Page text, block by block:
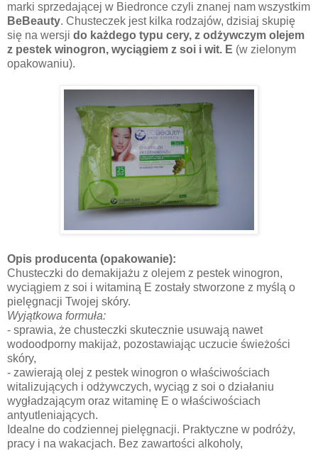
marki sprzedającej w Biedronce czyli znanej nam wszystkim
BeBeauty. Chusteczek jest kilka rodzajów, dzisiaj skupię
się na wersji do każdego typu cery, z odżywczym olejem
z pestek winogron, wyciągiem z soi i wit. E (w zielonym
opakowaniu).
Opis producenta (opakowanie):
Chusteczki do demakijażu z olejem z pestek winogron,
wyciągiem z soi i witaminą E zostały stworzone z myślą o
pielęgnacji Twojej skóry.
Wyjątkowa formuła:
- sprawia, że chusteczki skutecznie usuwają nawet
wodoodporny makijaż, pozostawiając uczucie świeżości
skóry,
- zawierają olej z pestek winogron o właściwościach
witalizujących i odżywczych, wyciąg z soi o działaniu
wygładzającym oraz witaminę E o właściwościach
antyutleniających.
Idealne do codziennej pielęgnacji. Praktyczne w podróży,
pracy i na wakacjach. Bez zawartości alkoholy,